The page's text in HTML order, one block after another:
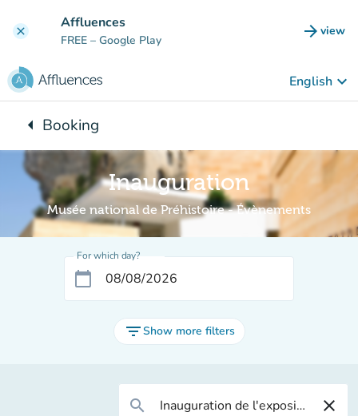
clear Affluences
FREE – Google Play arrow_forward view
(new
English keyboard_arrow_down
arrow_leftBack to:
Booking
Inauguration
Musée national de Préhistoire - Évènements
For which day?
calendar_today
filter_listShow more filters
search close